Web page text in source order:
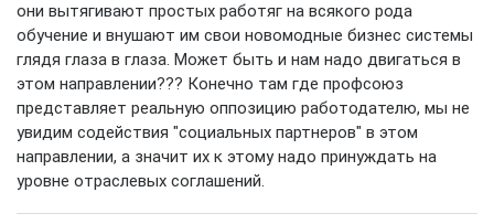
они вытягивают простых работяг на всякого рода
обучение и внушают им свои новомодные бизнес системы
глядя глаза в глаза. Может быть и нам надо двигаться в
этом направлении??? Конечно там где профсоюз
представляет реальную оппозицию работодателю, мы не
увидим содействия "социальных партнеров" в этом
направлении, а значит их к этому надо принуждать на
уровне отраслевых соглашений.